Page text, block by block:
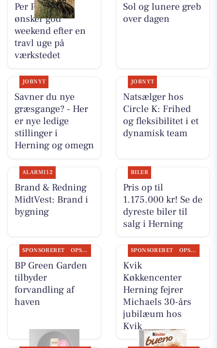
Per P. Cykler
ønsker god
weekend efter en
travl uge på
værkstedet
Sol og lunere greb
over dagen
JOBNYT
Savner du nye
græsgange? - Her
er nye ledige
stillinger i
Herning og omegn
JOBNYT
Natsælger hos
Circle K: Frihed
og fleksibilitet i et
dynamisk team
ALARM112
Brand & Redning
MidtVest: Brand i
bygning
BILER
Pris op til
1.175.000 kr! Se de
dyreste biler til
salg i Herning
SPONSORERET OPSLAGSTAVLEN
BP Green Garden
tilbyder
forvandling af
haven
SPONSORERET OPSLAGSTAVLEN
Kvik
Køkkencenter
Herning fejrer
Michaels 30-års
jubilæum hos
Kvik